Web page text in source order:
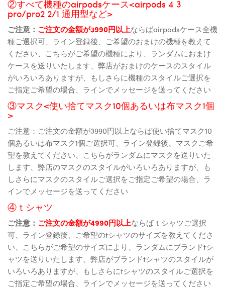
②すべて機種のairpodsケース<airpods 4 3
pro/pro2 2/1 通用型など>
ご注意： ご注文の金額が3990円以上ならばairpodsケース全機
種ご選択可、ライン登録後、ご希望のおまけの機種を教えて
ください、こちらがご希望の機種により、ランダムにおまけ
ケースを送りいたします、弊店がおまけのケースのスタイル
がいろいろありますが、もしさらに機種のスタイルご選択を
ご指定ご希望の場合、ラインでメッセージを送ってください
③マスク<使い捨てマスク10個あるいは布マスク1個
>
ご注意：ご注文の金額が3990円以上ならば使い捨てマスク10
個あるいは布マスク1個ご選択可、ライン登録後、マスクご希
望を教えてください、こちらがランダムにマスクを送りいた
します、弊店のマスクのスタイルがいろいろありますが、も
しさらにマスクのスタイルご選択をご指定ご希望の場合、ラ
インでメッセージを送ってください
④ｔシャツ
ご注意： ご注文の金額が4990円以上ならばｔシャツご選択
可、ライン登録後、ご希望のtシャツのサイズを教えてくださ
い、こちらがご希望のサイズにより、ランダムにブランドtシ
ャツを送りいたします、弊店がブランドtシャツのスタイルが
いろいろありますが、もしさらにtシャツのスタイルご選択を
ご指定ご希望の場合、ラインでメッセージを送ってください